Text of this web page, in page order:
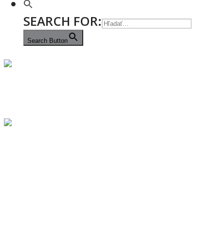
SEARCH FOR:
Search Button